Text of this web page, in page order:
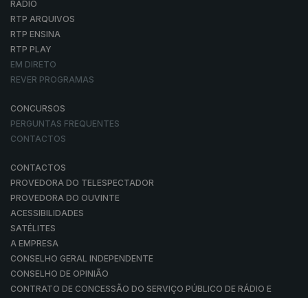
RÁDIO
RTP ARQUIVOS
RTP ENSINA
RTP PLAY
EM DIRETO
REVER PROGRAMAS
CONCURSOS
PERGUNTAS FREQUENTES
CONTACTOS
CONTACTOS
PROVEDORA DO TELESPECTADOR
PROVEDORA DO OUVINTE
ACESSIBILIDADES
SATÉLITES
A EMPRESA
CONSELHO GERAL INDEPENDENTE
CONSELHO DE OPINIÃO
CONTRATO DE CONCESSÃO DO SERVIÇO PÚBLICO DE RÁDIO E